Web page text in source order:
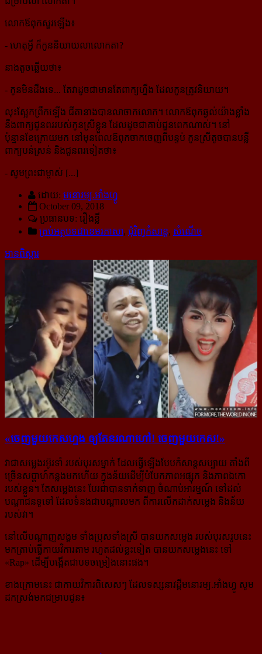
លោកឪពុកសួរឡើង៖
- ហេតុអ្វី ក៏កូននិយាយលាលោកតា?
នាងតូចឆ្លើយថា៖
- កូនមិនដឹងទេ... តែវាដូចជាមានតែពាក្យហ្នឹង ដែលកូនត្រូវនិយាយ។
លុះស្អែកព្រឹកឡើង ជីតានាងបានលាចាកលោក។ លោកឪពុកឆ្ងល់យ៉ាងខ្លាំង
នឹងពាក្យជូនពររបស់កូនស្រីខ្លួន ដែលដូចជាគាប់ជួនពេកណាស់។ នៅ
ប៉ុន្មានខែក្រោយមក នៅមុនពេលឪពុកចាកចេញពីបន្ទប់ កូនស្រីតូចបានបន្លឺ
ពាក្យបន់ស្រន់ និងជូនពរទៀតថា៖
- សូមព្រះជាម្ចាស់ [...]
ដោយ: មនោរម្យ.អាំងហ្វូ
October 09, 2018
ប្រធានបទ: រឿងខ្លី
គ្រប់អត្ថបទជាខេមរភាសា, ជុំវិញកំសាន្ដ, សំណើច
អានពិស្ដារ
«ចេញ​មួយ​កេស​ហ្មង ឲ្យ​តែ​នរណា​ហៅ! ចេញ​មួយ​កេស!»
វាជាសម្លេងរអ៊ូរទាំ របស់បុរសម្នាក់ ដែលធ្វើឡើងបែបកំសាន្ដសប្បាយ តាំងពី
ច្រើនសប្ដាហ៍​កន្លងមកហើយ ក្នុងន័យដើម្បីបំបែកភាពអផ្សុក និងភាពឯកោ
របស់ខ្លួន។ តែសម្លេងនេះ បែរជាបានទាក់ទាញ ចំណាប់អារម្មណ៍ ទៅដល់
បណ្ដាជនទូទៅ ដែលទំនងជាបណ្ដាលមក ពីការលើកដាក់សម្លេង និងន័យ
របស់វា។
នៅលើបណ្ដាញសង្គម ទាំងប្រុសទាំងស្រី បានយកសម្លេង របស់បុរសរូបនេះ
មកត្រាប់ធ្វើកាយវិការតាម រហូតដល់ខ្លះទៀត បានយកសម្លេងនេះ ទៅ
«Rap» ដើម្បីបង្កើតជាបទចម្រៀងនោះផង។
ខាងក្រោមនេះ ជាកាយវិការពិសេសៗ ដែលទស្សនាវដ្ដីមនោរម្យ.អាំងហ្វូ សូម
ដកស្រង់មកជម្រាបជូន៖